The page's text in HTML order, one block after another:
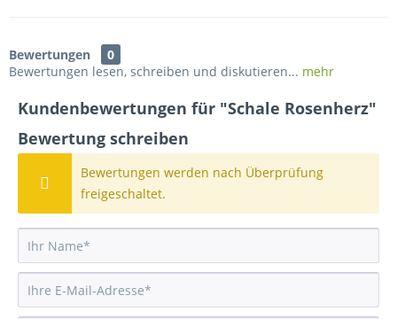
Bewertungen
0
Bewertungen lesen, schreiben und diskutieren... mehr
Kundenbewertungen für "Schale Rosenherz"
Bewertung schreiben
Bewertungen werden nach Überprüfung
freigeschaltet.